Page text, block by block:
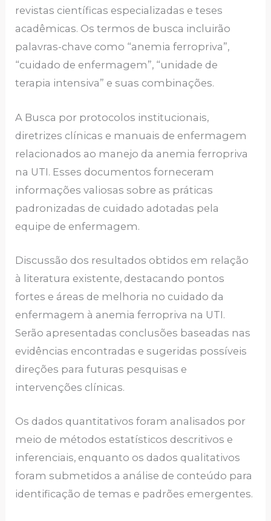
revistas científicas especializadas e teses
acadêmicas. Os termos de busca incluirão
palavras-chave como “anemia ferropriva”,
“cuidado de enfermagem”, “unidade de
terapia intensiva” e suas combinações.
A Busca por protocolos institucionais,
diretrizes clínicas e manuais de enfermagem
relacionados ao manejo da anemia ferropriva
na UTI. Esses documentos forneceram
informações valiosas sobre as práticas
padronizadas de cuidado adotadas pela
equipe de enfermagem.
Discussão dos resultados obtidos em relação
à literatura existente, destacando pontos
fortes e áreas de melhoria no cuidado da
enfermagem à anemia ferropriva na UTI.
Serão apresentadas conclusões baseadas nas
evidências encontradas e sugeridas possíveis
direções para futuras pesquisas e
intervenções clínicas.
Os dados quantitativos foram analisados por
meio de métodos estatísticos descritivos e
inferenciais, enquanto os dados qualitativos
foram submetidos a análise de conteúdo para
identificação de temas e padrões emergentes.